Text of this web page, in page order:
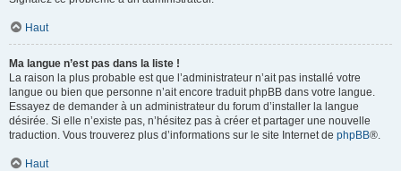
Haut
Ma langue n’est pas dans la liste !
La raison la plus probable est que l’administrateur n’ait pas installé votre
langue ou bien que personne n’ait encore traduit phpBB dans votre langue.
Essayez de demander à un administrateur du forum d’installer la langue
désirée. Si elle n’existe pas, n’hésitez pas à créer et partager une nouvelle
traduction. Vous trouverez plus d’informations sur le site Internet de phpBB®.
Haut